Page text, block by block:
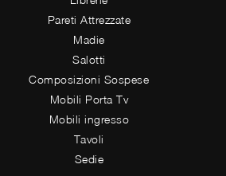
Pareti Attrezzate
Madie
Salotti
Composizioni Sospese
Mobili Porta Tv
Mobili ingresso
Tavoli
Sedie